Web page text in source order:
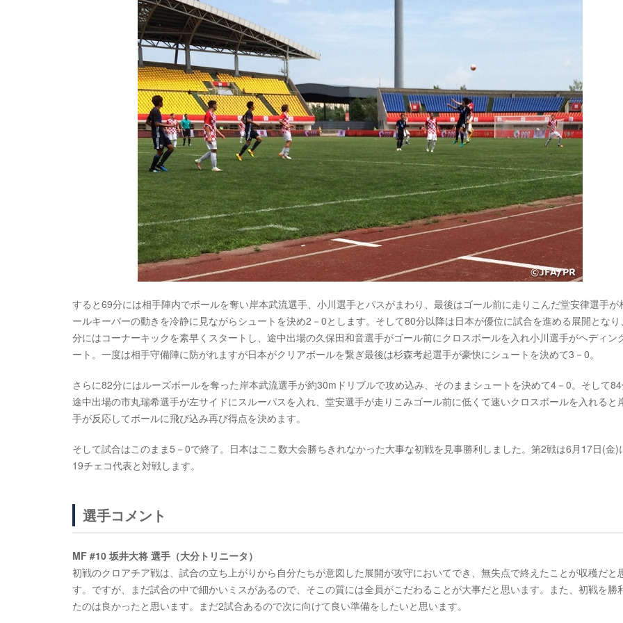
すると69分には相手陣内でボールを奪い岸本武流選手、小川選手とパスがまわり、最後はゴール前に走りこんだ堂安律選手が
ールキーパーの動きを冷静に見ながらシュートを決め2－0とします。そして80分以降は日本が優位に試合を進める展開とな
分にはコーナーキックを素早くスタートし、途中出場の久保田和音選手がゴール前にクロスボールを入れ小川選手がヘディン
ート。一度は相手守備陣に防がれますが日本がクリアボールを繋ぎ最後は杉森考起選手が豪快にシュートを決めて3－0。
さらに82分にはルーズボールを奪った岸本武流選手が約30mドリブルで攻め込み、そのままシュートを決めて4－0。そして
途中出場の市丸瑞希選手が左サイドにスルーパスを入れ、堂安選手が走りこみゴール前に低くて速いクロスボールを入れると
手が反応してボールに飛び込み再び得点を決めます。
そして試合はこのまま5－0で終了。日本はここ数大会勝ちきれなかった大事な初戦を見事勝利しました。第2戦は6月17日(金)
19チェコ代表と対戦します。
選手コメント
MF #10 坂井大将 選手（大分トリニータ）
初戦のクロアチア戦は、試合の立ち上がりから自分たちが意図した展開が攻守においてでき、無失点で終えたことが収穫だと
す。ですが、まだ試合の中で細かいミスがあるので、そこの質には全員がこだわることが大事だと思います。また、初戦を勝
たのは良かったと思います。まだ2試合あるので次に向けて良い準備をしたいと思います。